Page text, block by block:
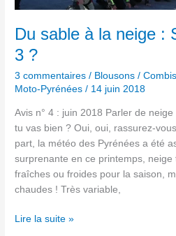
Du sable à la neige :
3 ?
3 commentaires / Blousons / Combis
Moto-Pyrénées/ 14 juin 2018
Avis n° 4 : juin 2018 Parler de
tu vas bien ? Oui, oui, rassurez-
part, la météo des Pyrénées a été
surprenante en ce printemps,
fraîches ou froides pour la saison,
chaudes ! Très variable,
Sand
ou
Snow
3
Lire la suite »